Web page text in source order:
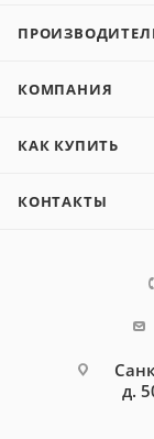
КОМПАНИЯ
КАК КУПИТЬ
КОНТАКТЫ
д.